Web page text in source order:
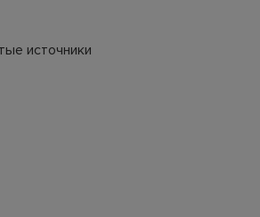
источники